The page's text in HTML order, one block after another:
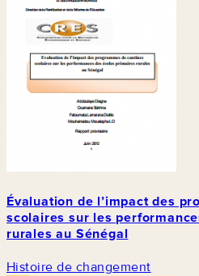
Évaluation de l’impact des
scolaires sur les
rurales au Sénégal
Histoire de changement